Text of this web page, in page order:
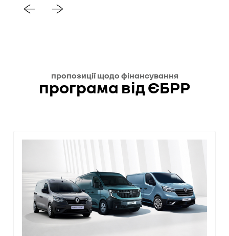
пропозиції щодо фінансування
програма від ЄБРР